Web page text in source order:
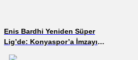
Enis Bardhi Yeniden Süper
Lig’de: Konyaspor’a İmzayı